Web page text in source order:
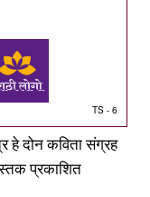
TS - 6
हे दोन कविता संग्रह
प्रकाशित